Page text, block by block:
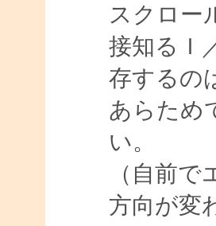
スクロー
接知るＩ
存するの
あらため
い。
（自前
方向が変